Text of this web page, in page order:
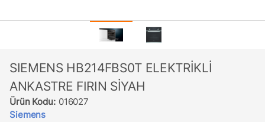
SIEMENS HB214FBS0T ELEKTRİKLİ
ANKASTRE FIRIN SİYAH
Ürün Kodu: 016027
Siemens